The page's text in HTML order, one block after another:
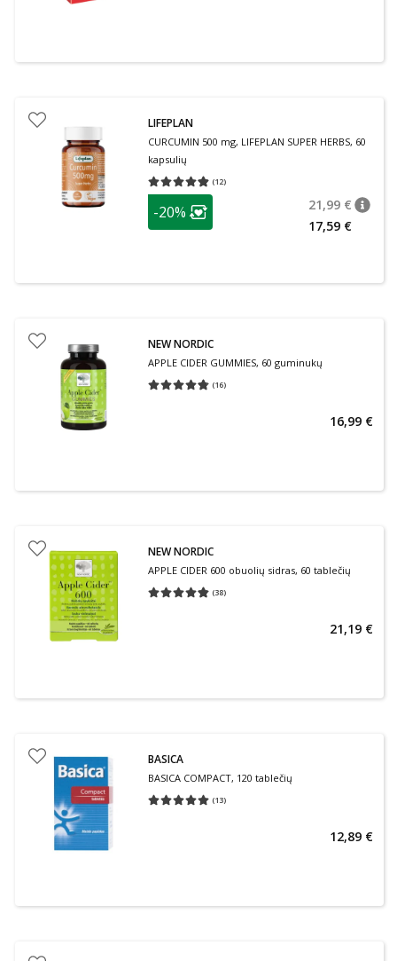
LIFEPLAN
CURCUMIN 500 mg, LIFEPLAN SUPER HERBS, 60
kapsulių
(12)
Vidutinis įvertinimas 4.83
patarimas
Lojalumo klubo narių nuolaida
-20% 21,99 €
17,59 €
NEW NORDIC
APPLE CIDER GUMMIES, 60 guminukų
(16)
Vidutinis įvertinimas 4.75
16,99 €
NEW NORDIC
APPLE CIDER 600 obuolių sidras, 60 tablečių
(38)
Vidutinis įvertinimas 4.79
21,19 €
BASICA
BASICA COMPACT, 120 tablečių
(13)
Vidutinis įvertinimas 5.00
12,89 €